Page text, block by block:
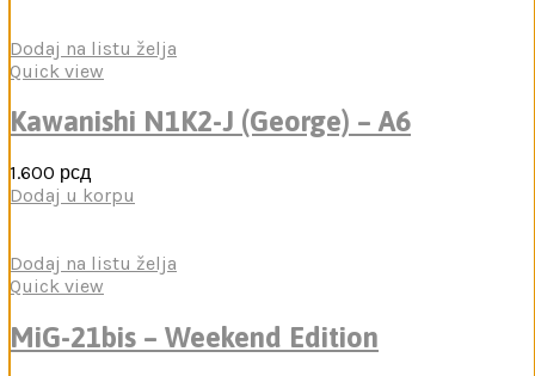
Dodaj na listu želja
Quick view
Kawanishi N1K2-J (George) – A6
1.600 рсд
Dodaj u korpu
Dodaj na listu želja
Quick view
MiG-21bis – Weekend Edition